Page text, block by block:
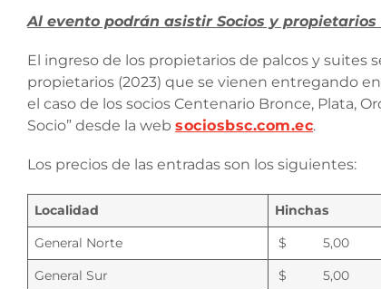
Al evento podrán asistir Socios y
El ingreso de los propietarios de palcos y suites
propietarios (2023) que se vienen entregando
el caso de los socios Centenario Bronce, Plata,
Socio” desde la web sociosbsc.com.ec.
Los precios de las entradas son los siguientes:
Localidad Hinchas
General Norte
$ 5,00
General Sur
$ 5,00